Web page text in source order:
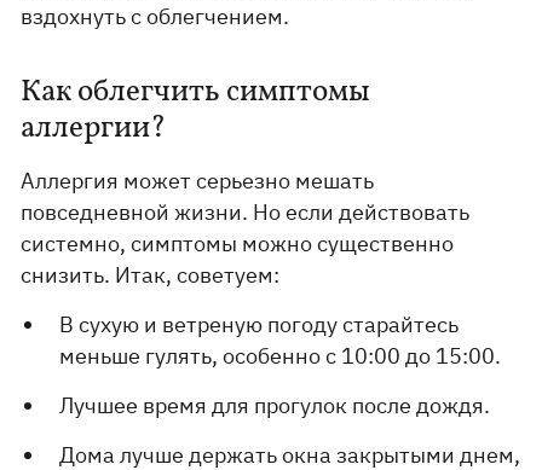
вздохнуть с облегчением.
Как облегчить симптомы
аллергии?
Аллергия может серьезно мешать
повседневной жизни. Но если действовать
системно, симптомы можно существенно
снизить. Итак, советуем:
В сухую и ветреную погоду старайтесь
меньше гулять, особенно с 10:00 до 15:00.
Лучшее время для прогулок после дождя.
Дома лучше держать окна закрытыми днем,